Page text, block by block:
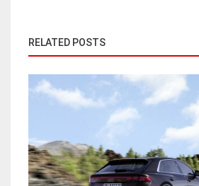
RELATED POSTS